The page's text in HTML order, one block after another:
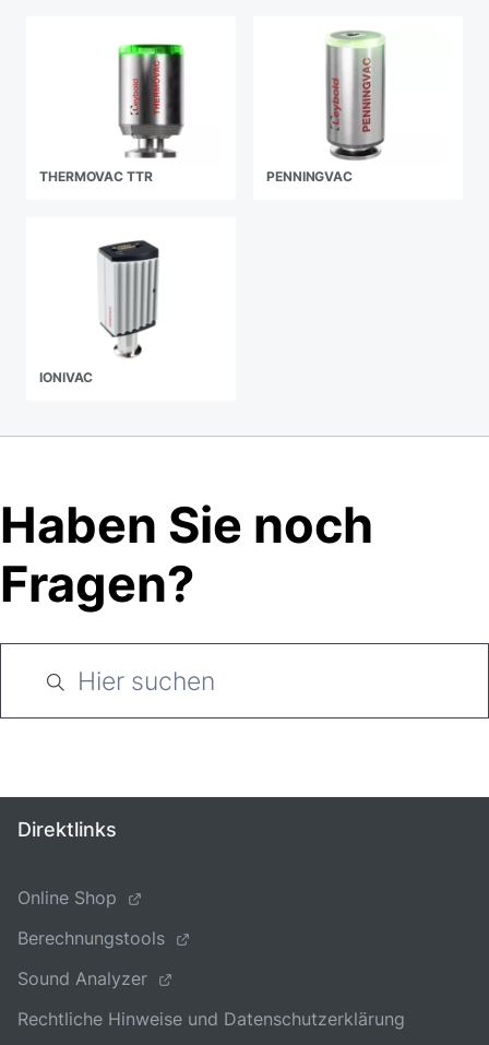
THERMOVAC TTR PENNINGVAC
IONIVAC
Haben Sie noch
Fragen?
Direktlinks
Online Shop
Berechnungstools
Sound Analyzer
Rechtliche Hinweise und Datenschutzerklärung